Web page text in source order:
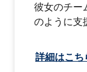
彼女のチー
のように支
詳細はこち